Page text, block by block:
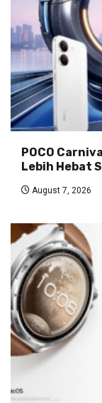
POCO
Lebih Hebat
August 7, 2026